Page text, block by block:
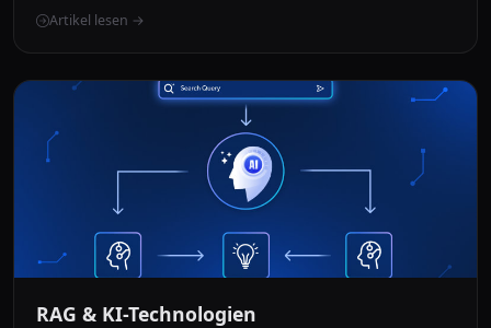
Artikel lesen →
RAG & KI-Technologien